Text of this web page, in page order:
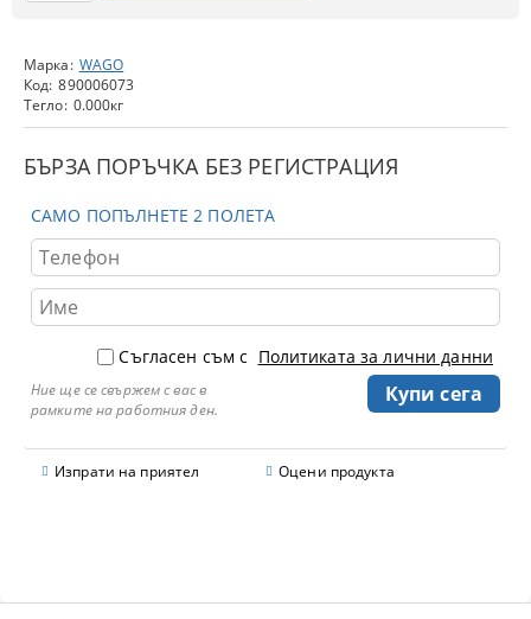
Марка: WAGO
Код: 890006073
Тегло: 0.000кг
БЪРЗА ПОРЪЧКА БЕЗ РЕГИСТРАЦИЯ
САМО ПОПЪЛНЕТЕ 2 ПОЛЕТА
Съгласен съм с Политиката за лични данни
Ние ще се свържем с вас в
рамките на работния ден.
Изпрати на приятел Оцени продукта